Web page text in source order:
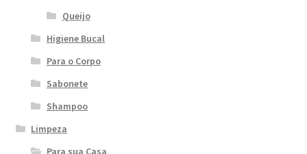
Queijo
Higiene Bucal
Para o Corpo
Sabonete
Shampoo
Limpeza
Para sua Casa